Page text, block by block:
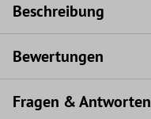
Beschreibung
Bewertungen
Fragen & Antworten